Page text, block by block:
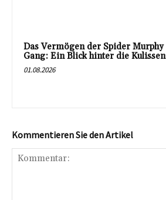
Das Vermögen der Spider Murphy
Gang: Ein Blick hinter die Kulissen
01.08.2026
Kommentieren Sie den Artikel